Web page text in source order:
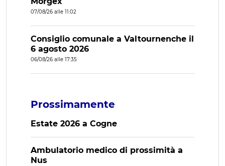
07/08/26 alle 11:02
Consiglio comunale a Valtournenche il
6 agosto 2026
06/08/26 alle 17:35
Prossimamente
Estate 2026 a Cogne
Ambulatorio medico di prossimità a
Nus